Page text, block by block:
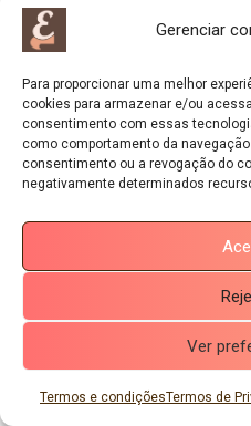
Gerenciar
Para proporcionar uma melhor
cookies para armazenar e/ou
consentimento com essas
como comportamento da
consentimento ou a revogação do
negativamente determinados
Ver
Termos e condiçõesTermos de